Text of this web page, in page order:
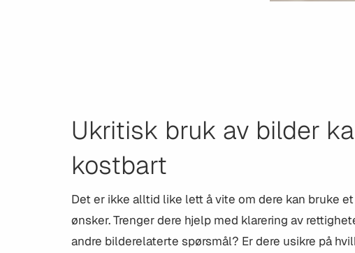
Ukritisk bruk av bilder
kostbart
Det er ikke alltid like lett å vite om dere kan bruke
ønsker. Trenger dere hjelp med klarering av
andre bilderelaterte spørsmål? Er dere usikre på